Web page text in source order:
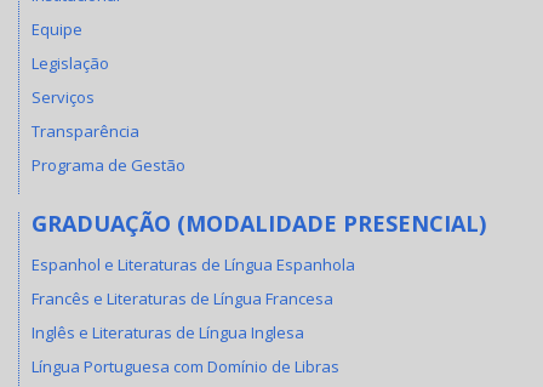
Equipe
Legislação
Serviços
Transparência
Programa de Gestão
GRADUAÇÃO (MODALIDADE PRESENCIAL)
Espanhol e Literaturas de Língua Espanhola
Francês e Literaturas de Língua Francesa
Inglês e Literaturas de Língua Inglesa
Língua Portuguesa com Domínio de Libras